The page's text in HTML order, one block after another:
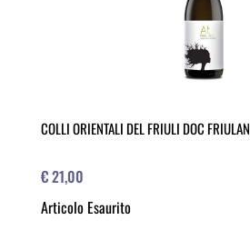
COLLI ORIENTALI DEL FRIULI DOC
€ 21,00
Articolo Esaurito